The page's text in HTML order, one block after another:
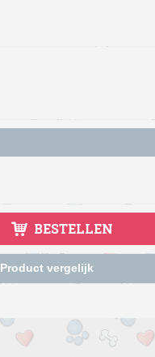
BESTELLEN
Product vergelijk